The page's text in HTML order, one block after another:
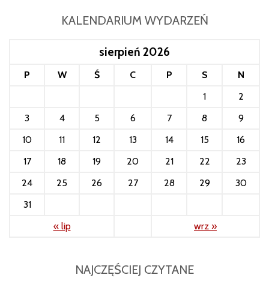
KALENDARIUM WYDARZEŃ
sierpień 2026
P W Ś C P S
N
1
2
3
4 5 6 7 8
9
10
11 12 13 14 15
16
17
18 19 20 21 22
23
24
25 26 27 28 29
30
31
« lip
wrz »
NAJCZĘŚCIEJ CZYTANE